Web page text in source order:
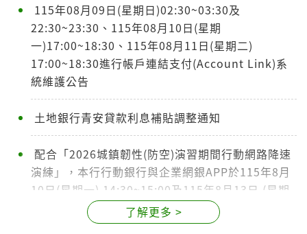
115年08月09日(星期日)02:30~03:30及
22:30~23:30、115年08月10日(星期
一)17:00~18:30、115年08月11日(星期二)
17:00~18:30進行帳戶連結支付(Account Link)系
統維護公告
土地銀行青安貸款利息補貼調整通知
配合「2026城鎮韌性(防空)演習期間行動網路降速
演練」，本行行動銀行與企業網銀APP於115年8月
10日(星期一) 14:30~15:00及115年8月13日 (星期
四) 14:30~15:00之演練期間如遇無法連線、無法登
入、操作回應緩慢或交易逾時等，請改採固定網路
了解更多 >